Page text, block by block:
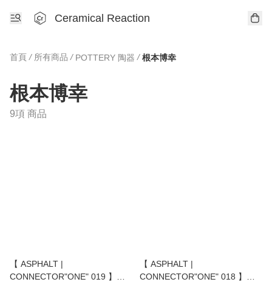
Ceramical Reaction
首頁 / 所有商品 / POTTERY 陶器 / 根本博幸
根本博幸
9項 商品
【 ASPHALT |
CONNECTOR"ONE" 019 】根
【 ASPHALT |
CONNECTOR"ONE" 018 】根